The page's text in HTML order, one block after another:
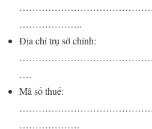
………………..
Địa chỉ trụ sở chính:
….
Mã số thuế:
……………….